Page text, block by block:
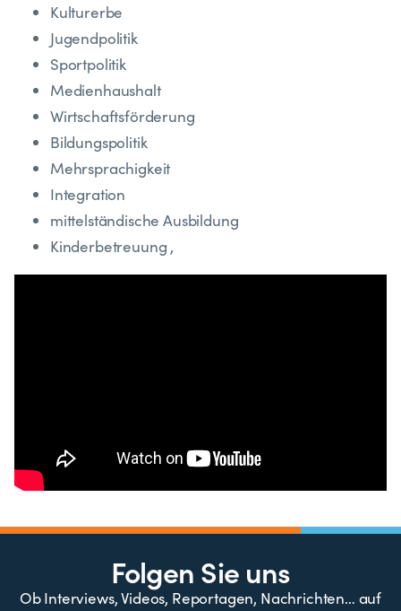
Kulturerbe
Jugendpolitik
Sportpolitik
Medienhaushalt
Wirtschaftsförderung
Bildungspolitik
Mehrsprachigkeit
Integration
mittelständische Ausbildung
Kinderbetreuung ,
Folgen Sie uns
Ob Interviews, Videos, Reportagen, Nachrichten… auf